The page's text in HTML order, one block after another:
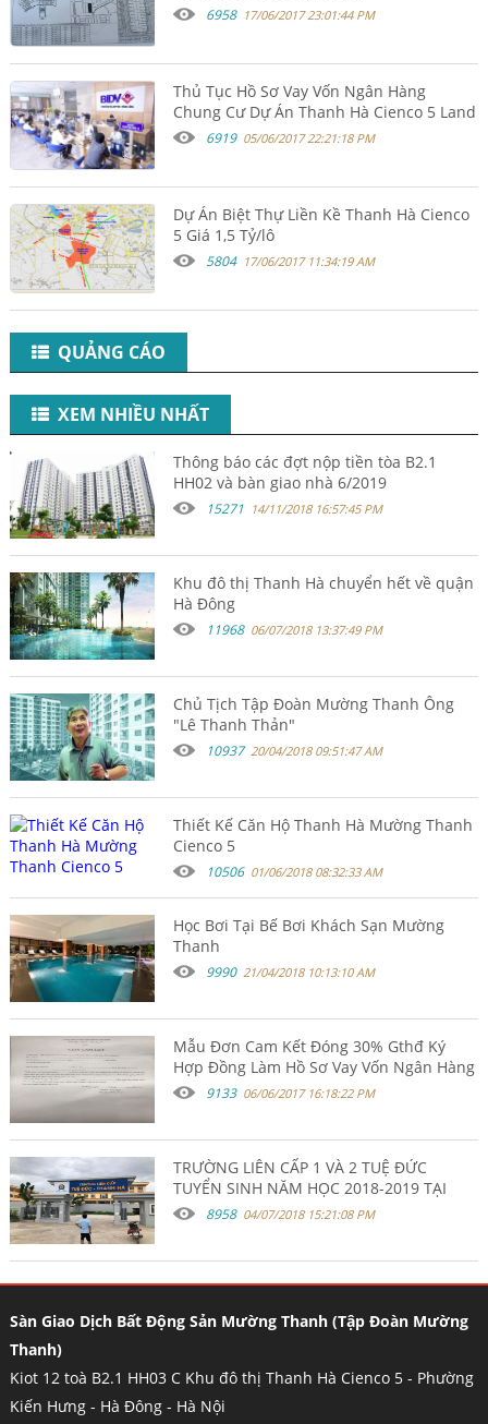
6958 17/06/2017 23:01:44 PM
Thủ Tục Hồ Sơ Vay Vốn Ngân Hàng
Chung Cư Dự Án Thanh Hà Cienco 5 Land
6919 05/06/2017 22:21:18 PM
Dự Án Biệt Thự Liền Kề Thanh Hà Cienco
5 Giá 1,5 Tỷ/lô
5804 17/06/2017 11:34:19 AM
QUẢNG CÁO
XEM NHIỀU NHẤT
Thông báo các đợt nộp tiền tòa B2.1
HH02 và bàn giao nhà 6/2019
15271 14/11/2018 16:57:45 PM
Khu đô thị Thanh Hà chuyển hết về quận
Hà Đông
11968 06/07/2018 13:37:49 PM
Chủ Tịch Tập Đoàn Mường Thanh Ông
"Lê Thanh Thản"
10937 20/04/2018 09:51:47 AM
Thiết Kế Căn Hộ Thanh Hà Mường Thanh
Cienco 5
10506 01/06/2018 08:32:33 AM
Học Bơi Tại Bế Bơi Khách Sạn Mường
Thanh
9990 21/04/2018 10:13:10 AM
Mẫu Đơn Cam Kết Đóng 30% Gthđ Ký
Hợp Đồng Làm Hồ Sơ Vay Vốn Ngân Hàng
9133 06/06/2017 16:18:22 PM
TRƯỜNG LIÊN CẤP 1 VÀ 2 TUỆ ĐỨC
TUYỂN SINH NĂM HỌC 2018-2019 TẠI
KHU ĐÔ THỊ THANH HÀ HÀ ĐÔNG.
8958 04/07/2018 15:21:08 PM
Sàn Giao Dịch Bất Động Sản Mường Thanh (Tập Đoàn Mường
Thanh)
Kiot 12 toà B2.1 HH03 C Khu đô thị Thanh Hà Cienco 5 - Phường
Kiến Hưng - Hà Đông - Hà Nội